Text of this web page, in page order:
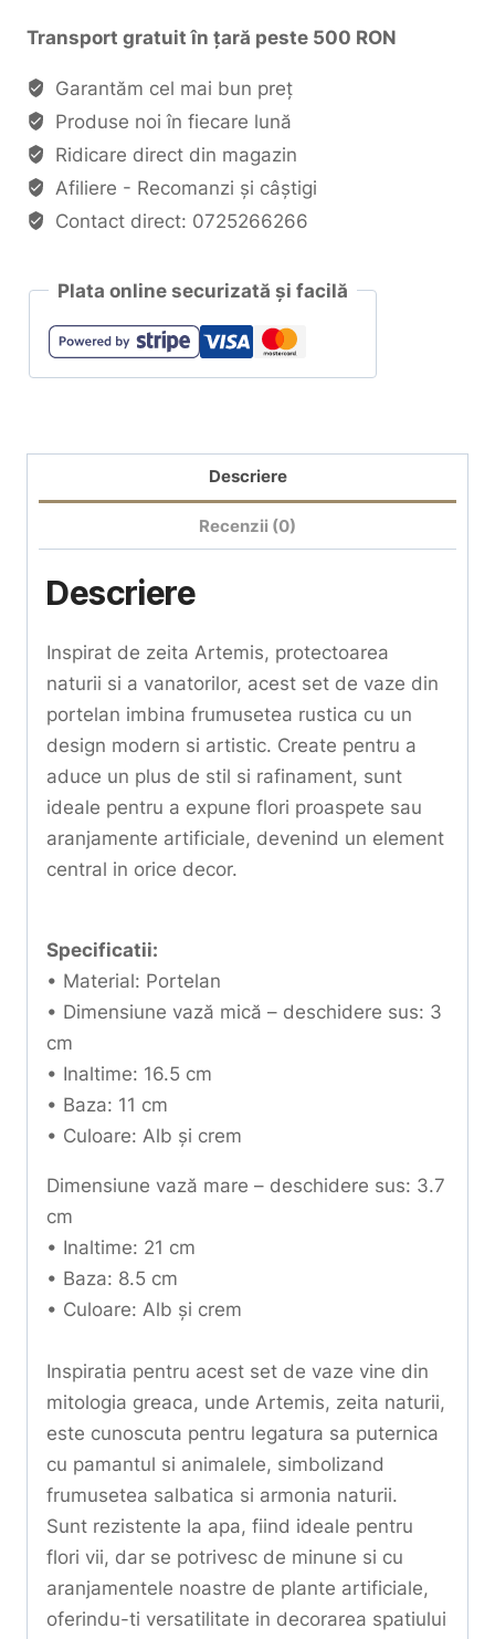
Transport gratuit în țară peste 500 RON
Garantăm cel mai bun preț
Produse noi în fiecare lună
Ridicare direct din magazin
Afiliere - Recomanzi și câștigi
Contact direct: 0725266266
Plata online securizată și facilă
Descriere
Recenzii (0)
Descriere
Inspirat de zeita Artemis, protectoarea
naturii si a vanatorilor, acest set de vaze din
portelan imbina frumusetea rustica cu un
design modern si artistic. Create pentru a
aduce un plus de stil si rafinament, sunt
ideale pentru a expune flori proaspete sau
aranjamente artificiale, devenind un element
central in orice decor.
Specificatii:
• Material: Portelan
• Dimensiune vază mică – deschidere sus: 3
cm
• Inaltime: 16.5 cm
• Baza: 11 cm
• Culoare: Alb și crem
Dimensiune vază mare – deschidere sus: 3.7
cm
• Inaltime: 21 cm
• Baza: 8.5 cm
• Culoare: Alb și crem
Inspiratia pentru acest set de vaze vine din
mitologia greaca, unde Artemis, zeita naturii,
este cunoscuta pentru legatura sa puternica
cu pamantul si animalele, simbolizand
frumusetea salbatica si armonia naturii.
Sunt rezistente la apa, fiind ideale pentru
flori vii, dar se potrivesc de minune si cu
aranjamentele noastre de plante artificiale,
oferindu-ti versatilitate in decorarea spatiului